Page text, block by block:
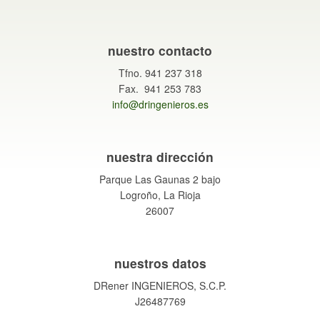
nuestro contacto
Tfno. 941 237 318
Fax. 941 253 783
info@dringenieros.es
nuestra dirección
Parque Las Gaunas 2 bajo
Logroño, La Rioja
26007
nuestros datos
DRener INGENIEROS, S.C.P.
J26487769